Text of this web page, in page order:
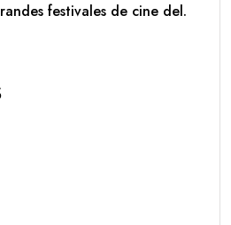
festivales de cine del.